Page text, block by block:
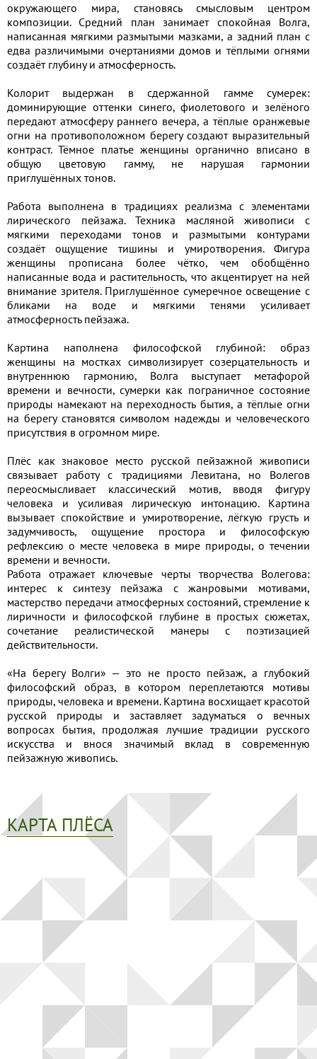
окружающего мира, становясь смысловым центром
композиции. Средний план занимает спокойная Волга,
написанная мягкими размытыми мазками, а задний план с
едва различимыми очертаниями домов и тёплыми огнями
создаёт глубину и атмосферность.
Колорит выдержан в сдержанной гамме сумерек:
доминирующие оттенки синего, фиолетового и зелёного
передают атмосферу раннего вечера, а тёплые оранжевые
огни на противоположном берегу создают выразительный
контраст. Тёмное платье женщины органично вписано в
общую цветовую гамму, не нарушая гармонии
приглушённых тонов.
Работа выполнена в традициях реализма с элементами
лирического пейзажа. Техника масляной живописи с
мягкими переходами тонов и размытыми контурами
создаёт ощущение тишины и умиротворения. Фигура
женщины прописана более чётко, чем обобщённо
написанные вода и растительность, что акцентирует на ней
внимание зрителя. Приглушённое сумеречное освещение с
бликами на воде и мягкими тенями усиливает
атмосферность пейзажа.
Картина наполнена философской глубиной: образ
женщины на мостках символизирует созерцательность и
внутреннюю гармонию, Волга выступает метафорой
времени и вечности, сумерки как пограничное состояние
природы намекают на переходность бытия, а тёплые огни
на берегу становятся символом надежды и человеческого
присутствия в огромном мире.
Плёс как знаковое место русской пейзажной живописи
связывает работу с традициями Левитана, но Волегов
переосмысливает классический мотив, вводя фигуру
человека и усиливая лирическую интонацию. Картина
вызывает спокойствие и умиротворение, лёгкую грусть и
задумчивость, ощущение простора и философскую
рефлексию о месте человека в мире природы, о течении
времени и вечности.
Работа отражает ключевые черты творчества Волегова:
интерес к синтезу пейзажа с жанровыми мотивами,
мастерство передачи атмосферных состояний, стремление к
лиричности и философской глубине в простых сюжетах,
сочетание реалистической манеры с поэтизацией
действительности.
«На берегу Волги» — это не просто пейзаж, а глубокий
философский образ, в котором переплетаются мотивы
природы, человека и времени. Картина восхищает красотой
русской природы и заставляет задуматься о вечных
вопросах бытия, продолжая лучшие традиции русского
искусства и внося значимый вклад в современную
пейзажную живопись.
КАРТА ПЛЁСА